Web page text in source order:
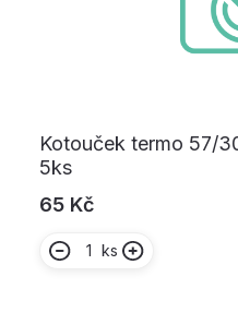
Kotouček termo 57/
5ks
65 Kč
ks